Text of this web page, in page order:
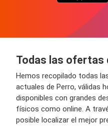
Todas las ofertas
Hemos recopilado todas
actuales de Perro, válidas
disponibles con grandes
físicos como online. A
posible localizar el mejor